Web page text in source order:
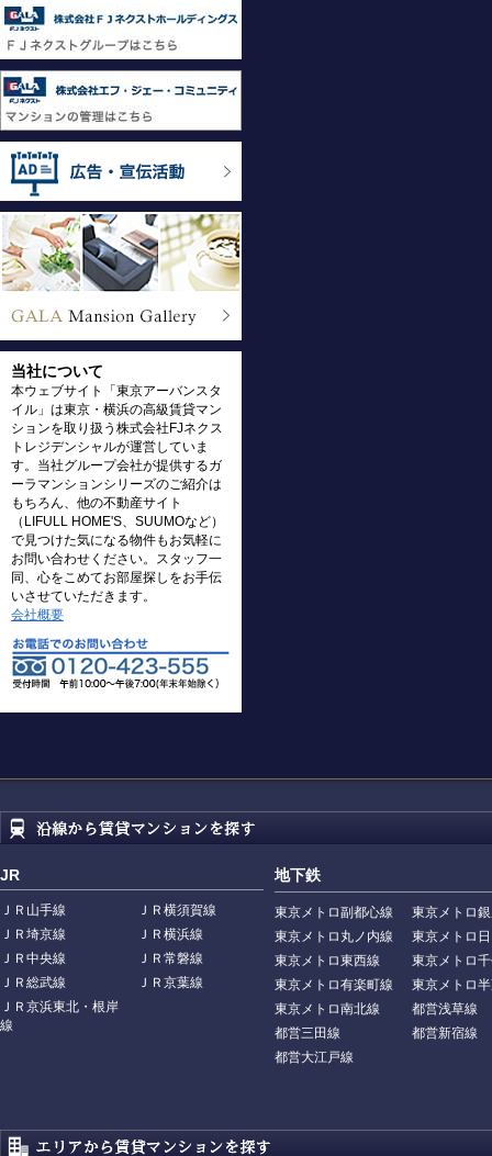
当社について
本ウェブサイト「東京アーバンスタ
イル」は東京・横浜の高級賃貸マン
ションを取り扱う株式会社FJネクス
トレジデンシャルが運営していま
す。当社グループ会社が提供するガ
ーラマンションシリーズのご紹介は
もちろん、他の不動産サイト
（LIFULL HOME'S、SUUMOなど）
で見つけた気になる物件もお気軽に
お問い合わせください。スタッフ一
同、心をこめてお部屋探しをお手伝
いさせていただきます。
会社概要
JR
ＪＲ山手線
ＪＲ横須賀線
ＪＲ埼京線
ＪＲ横浜線
ＪＲ中央線
ＪＲ常磐線
ＪＲ総武線
ＪＲ京葉線
ＪＲ京浜東北・根岸
線
地下鉄
東京メトロ副都心線
東京メトロ
東京メトロ丸ノ内線
東京メトロ
東京メトロ東西線
東京メトロ
東京メトロ有楽町線
東京メトロ
東京メトロ南北線
都営浅草線
都営三田線
都営新宿線
都営大江戸線